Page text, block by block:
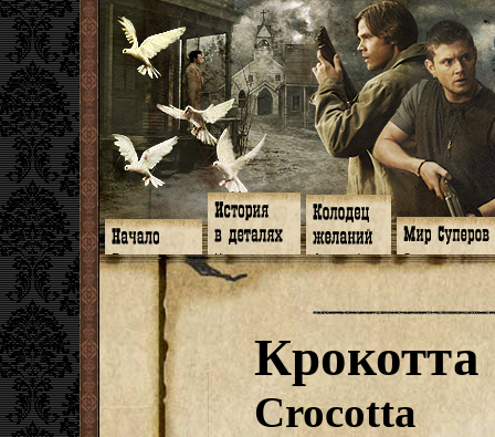
Главная
Программа
Форум
Facebook
Гостевая
Книги
Галереи
Музыка
Видео
Субтитры
Заметки
Мысли
Откровение
Арт-кафе
Игромания
Фанфики
Фанарт
Анекдоты
Передоз
Страшилки
Знакомство
Обитатели
Семейное
Дневник
СИЗО
Суперы от и
Крокотта
Crocotta